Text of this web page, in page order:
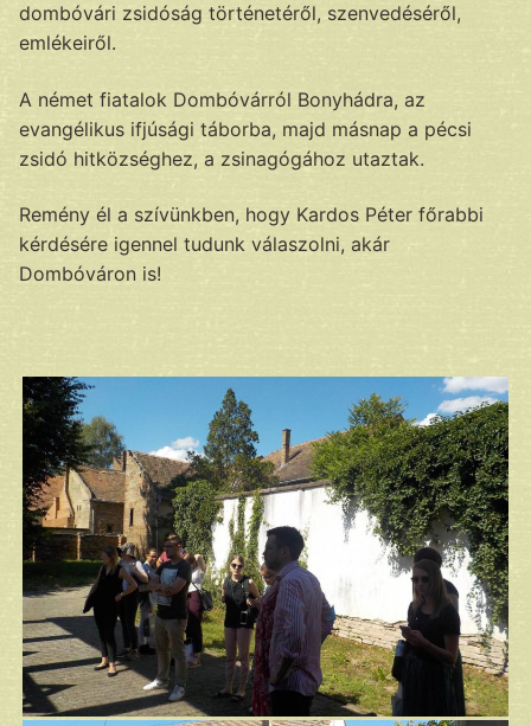
dombóvári zsidóság történetéről, szenvedéséről,
emlékeiről.
A német fiatalok Dombóvárról Bonyhádra, az
evangélikus ifjúsági táborba, majd másnap a pécsi
zsidó hitközséghez, a zsinagógához utaztak.
Remény él a szívünkben, hogy Kardos Péter főrabbi
kérdésére igennel tudunk válaszolni, akár
Dombóváron is!